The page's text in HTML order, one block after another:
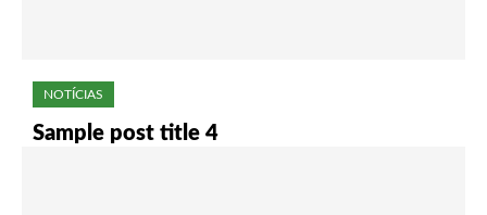
NOTÍCIAS
Sample post title 4